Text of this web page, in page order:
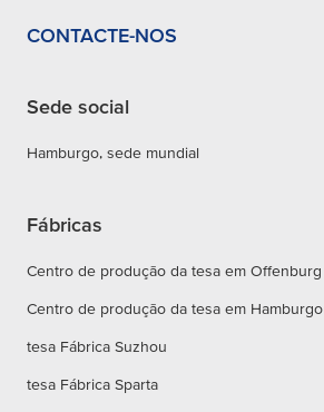
CONTACTE-NOS
Sede social
Hamburgo, sede mundial
Fábricas
Centro de produção da tesa em Offenburg
Centro de produção da tesa em Hamburgo
tesa Fábrica Suzhou
tesa Fábrica Sparta